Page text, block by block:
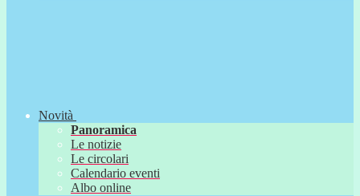
Novità
Panoramica
Le notizie
Le circolari
Calendario eventi
Albo online